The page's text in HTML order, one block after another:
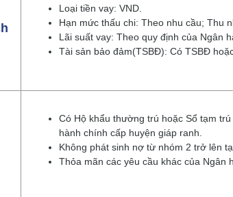
Loại tiền vay: VND.
Hạn mức thấu chi: Theo nhu cầu; Thu
Lãi suất vay: Theo quy định của Ngân
Tài sản bảo đảm(TSBĐ): Có TSBĐ
Có Hộ khẩu thường trú hoặc Sổ tạm
hành chính cấp huyện giáp ranh.
Không phát sinh nợ từ nhóm 2 trở lên
Thỏa mãn các yêu cầu khác của Ngân